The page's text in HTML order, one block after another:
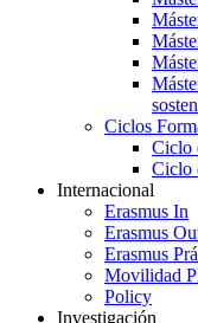
Ciclos
Ciclo
Ciclo
Internacional
Erasmus In
Erasmus
Erasmus
Movilidad
Policy
Investigación